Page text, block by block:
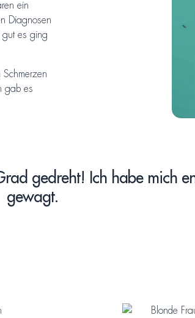
ein
Diagnosen
gut es ging
gab es
gedreht! Ich habe mich
gewagt.